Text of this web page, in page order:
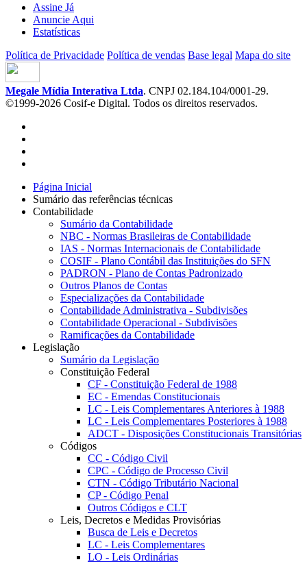
Assine Já
Anuncie Aqui
Estatísticas
Política de Privacidade Política de vendas Base legal Mapa do site
Megale Mídia Interativa Ltda. CNPJ 02.184.104/0001-29.
©1999-2026 Cosif-e Digital. Todos os direitos reservados.
Página Inicial
Sumário das referências técnicas
Contabilidade
Sumário da Contabilidade
NBC - Normas Brasileiras de Contabilidade
IAS - Normas Internacionais de Contabilidade
COSIF - Plano Contábil das Instituições do SFN
PADRON - Plano de Contas Padronizado
Outros Planos de Contas
Especializações da Contabilidade
Contabilidade Administrativa - Subdivisões
Contabilidade Operacional - Subdivisões
Ramificações da Contabilidade
Legislação
Sumário da Legislação
Constituição Federal
CF - Constituição Federal de 1988
EC - Emendas Constitucionais
LC - Leis Complementares Anteriores à 1988
LC - Leis Complementares Posteriores à 1988
ADCT - Disposições Constitucionais Transitórias
Códigos
CC - Código Civil
CPC - Código de Processo Civil
CTN - Código Tributário Nacional
CP - Código Penal
Outros Códigos e CLT
Leis, Decretos e Medidas Provisórias
Busca de Leis e Decretos
LC - Leis Complementares
LO - Leis Ordinárias